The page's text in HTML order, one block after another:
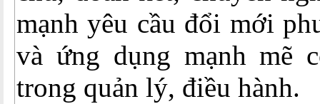
mạnh yêu cầu đổi mới
và ứng dụng mạnh mẽ
trong quản lý, điều hành.